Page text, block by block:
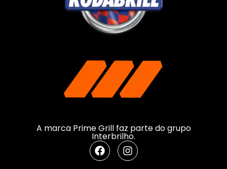
A marca Prime Grill faz parte do grupo
Interbrilho.